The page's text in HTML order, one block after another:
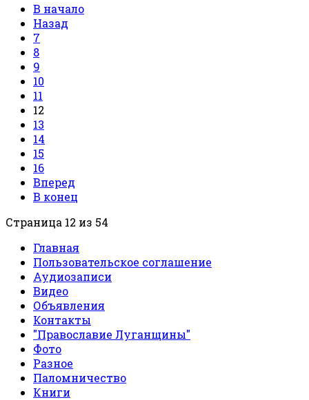
В начало
Назад
7
8
9
10
11
12
13
14
15
16
Вперед
В конец
Страница 12 из 54
Главная
Пользовательское соглашение
Аудиозаписи
Видео
Объявления
Контакты
"Православие Луганщины"
Фото
Разное
Паломничество
Книги